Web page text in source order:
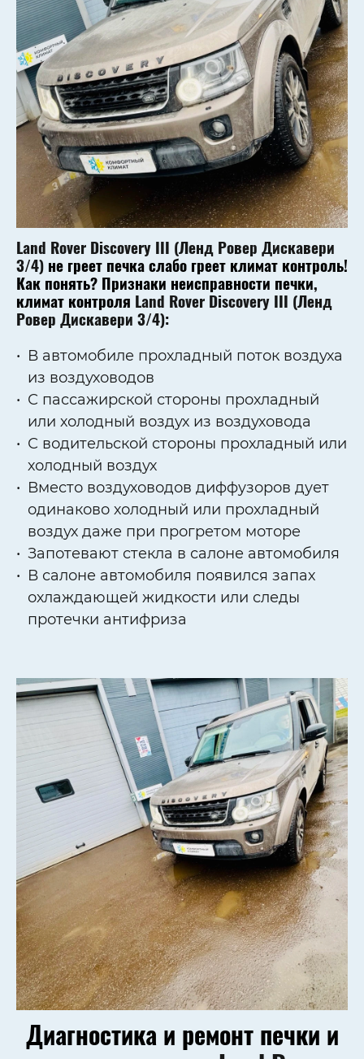
Land Rover Discovery III (Ленд Ровер Дискавери
3/4) не греет печка слабо греет климат контроль!
Как понять? Признаки неисправности печки,
климат контроля Land Rover Discovery III (Ленд
Ровер Дискавери 3/4):
​​​​​​В автомобиле прохладный поток воздуха
из воздуховодов
С пассажирской стороны прохладный
или холодный воздух из воздуховода
С водительской стороны прохладный или
холодный воздух
Вместо воздуховодов диффузоров дует
одинаково холодный или прохладный
воздух даже при прогретом моторе
Запотевают стекла в салоне автомобиля
В салоне автомобиля появился запах
охлаждающей жидкости или следы
протечки антифриза
Диагностика и ремонт печки и